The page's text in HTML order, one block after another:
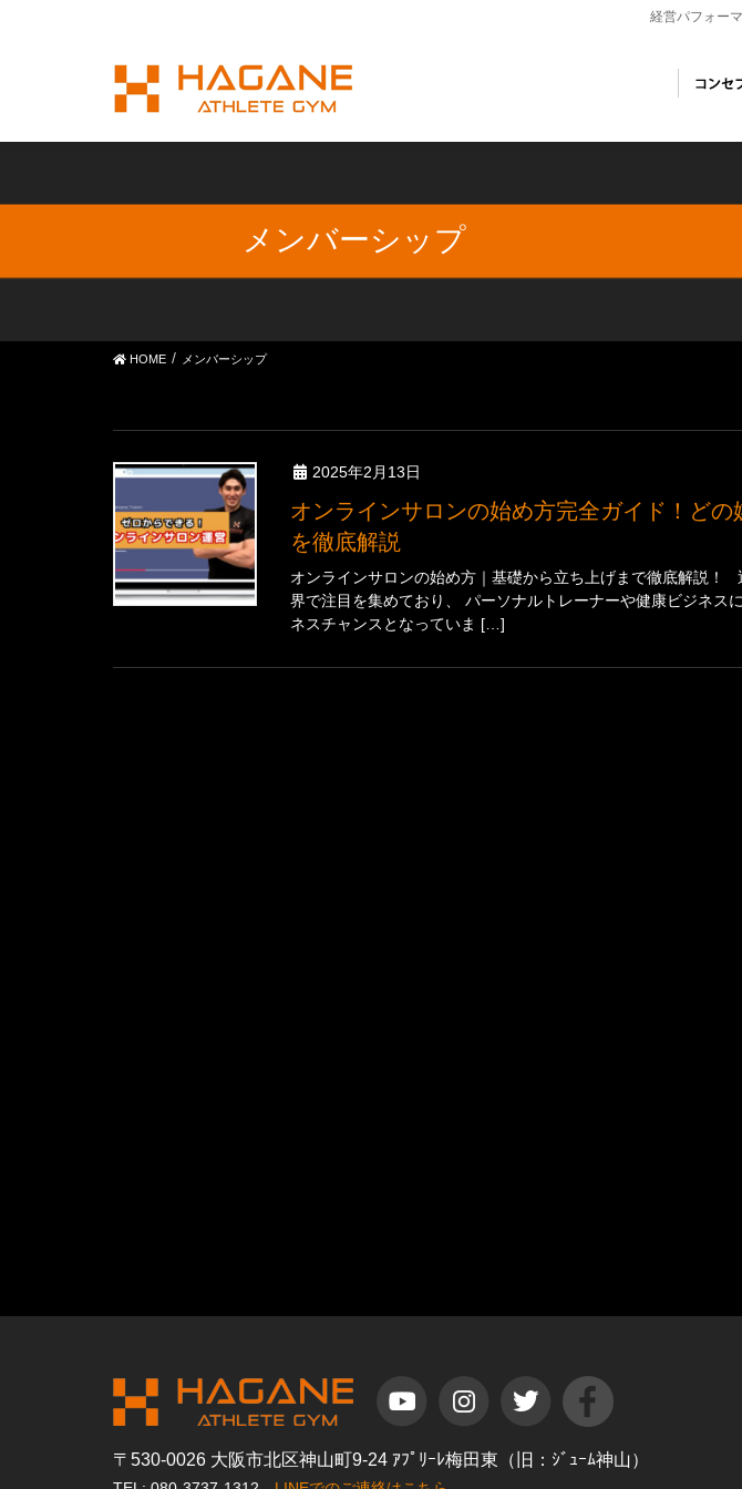
経営パフォー
メンバーシップ
HOME メンバーシップ
2025年2月13日
オンラインサロンの始め方完全ガイド！どの媒体を選ぶ？立ち上げ方
を徹底解説
オンラインサロンの始め方｜基礎から立ち上げまで徹底解説！
界で注目を集めており、 パーソナルトレーナーや健康ビジネス
ネスチャンスとなっていま […]
〒530-0026 大阪市北区神山町9-24 ｱﾌﾟﾘｰﾚ梅田東（旧：ｼﾞｭｰﾑ神山）